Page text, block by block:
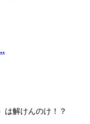
は解けんのけ！？